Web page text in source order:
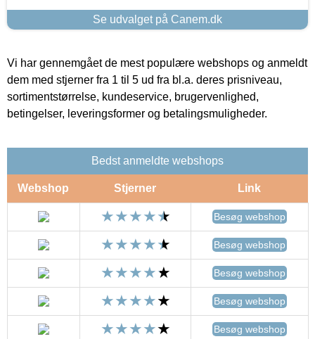
Se udvalget på Canem.dk
Vi har gennemgået de mest populære webshops og anmeldt
dem med stjerner fra 1 til 5 ud fra bl.a. deres prisniveau,
sortimentstørrelse, kundeservice, brugervenlighed,
betingelser, leveringsformer og betalingsmuligheder.
Bedst anmeldte webshops
Webshop Stjerner Link
Besøg webshop
Besøg webshop
Besøg webshop
Besøg webshop
Besøg webshop